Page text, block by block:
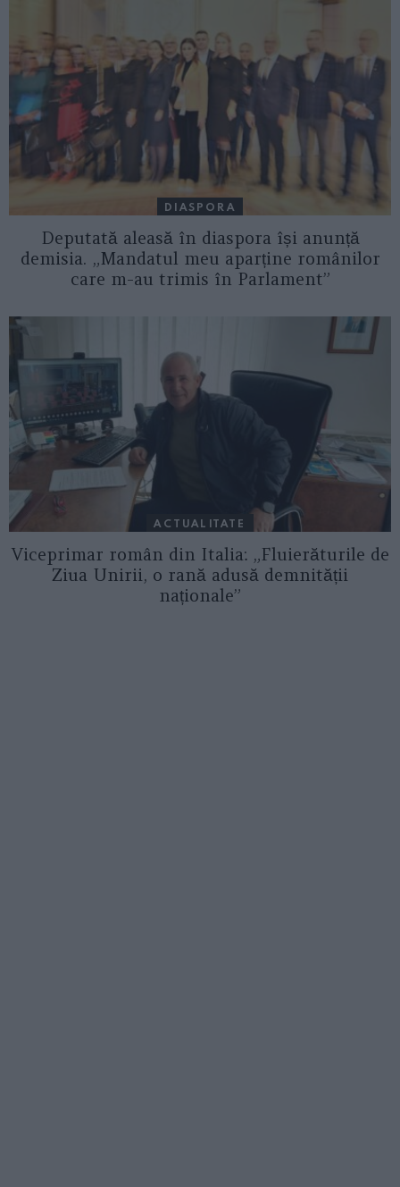
DIASPORA
Deputată aleasă în diaspora își anunță
demisia. „Mandatul meu aparține românilor
care m-au trimis în Parlament”
ACTUALITATE
Viceprimar român din Italia: „Fluierăturile de
Ziua Unirii, o rană adusă demnității
naționale”